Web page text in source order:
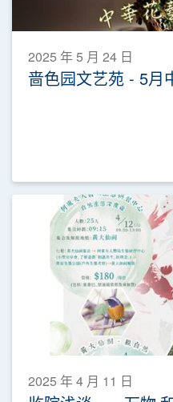
2025 年 5 月 24 日
啬色园文艺苑 - 5月
2025 年 4 月 11 日